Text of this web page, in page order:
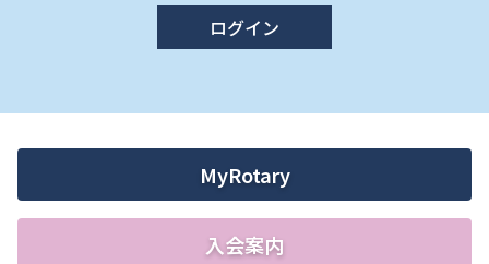
ログイン
MyRotary
入会案内